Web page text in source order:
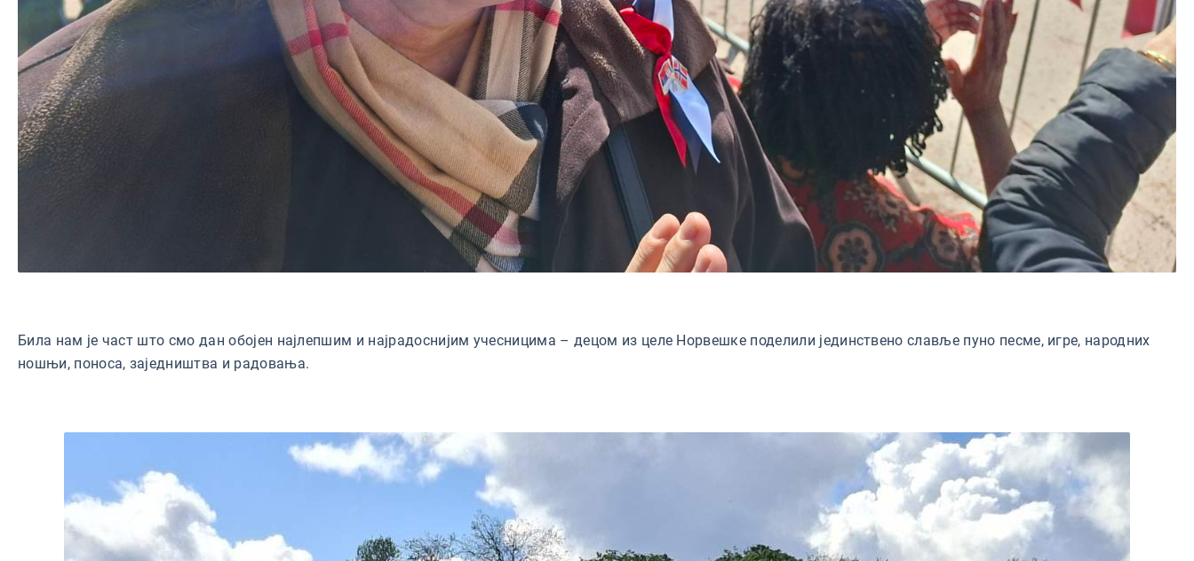
Била нам је част што смо дан обојен најлепшим и најрадоснијим учесницима – децом из целе Норвешке поделили јединствено славље пуно песме, игре, народних
ношњи, поноса, заједништва и радовања.